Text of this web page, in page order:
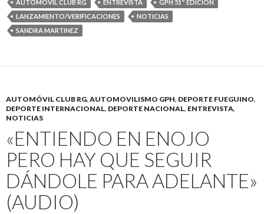
AUTOMÓVIL CLUB RG ENTREVISTA
GPH 51° EDICIÓN
LANZAMIENTO/VERIFICACIONES
NOTICIAS
SANDRA MARTINEZ
AUTOMÓVIL CLUB RG, AUTOMOVILISMO GPH, DEPORTE FUEGUINO,
DEPORTE INTERNACIONAL, DEPORTE NACIONAL, ENTREVISTA,
NOTICIAS
«ENTIENDO EN ENOJO
PERO HAY QUE SEGUIR
DÁNDOLE PARA ADELANTE»
(AUDIO)